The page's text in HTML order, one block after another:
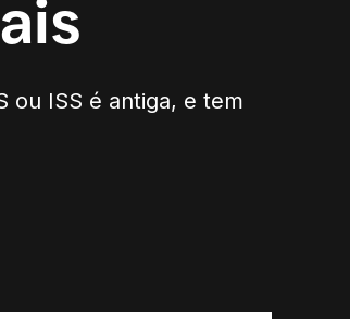
ou ISS é antiga, e tem